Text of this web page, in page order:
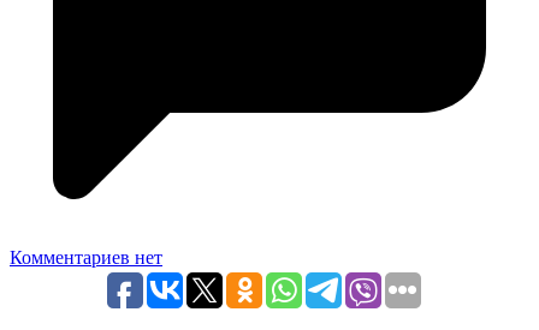
Комментариев нет